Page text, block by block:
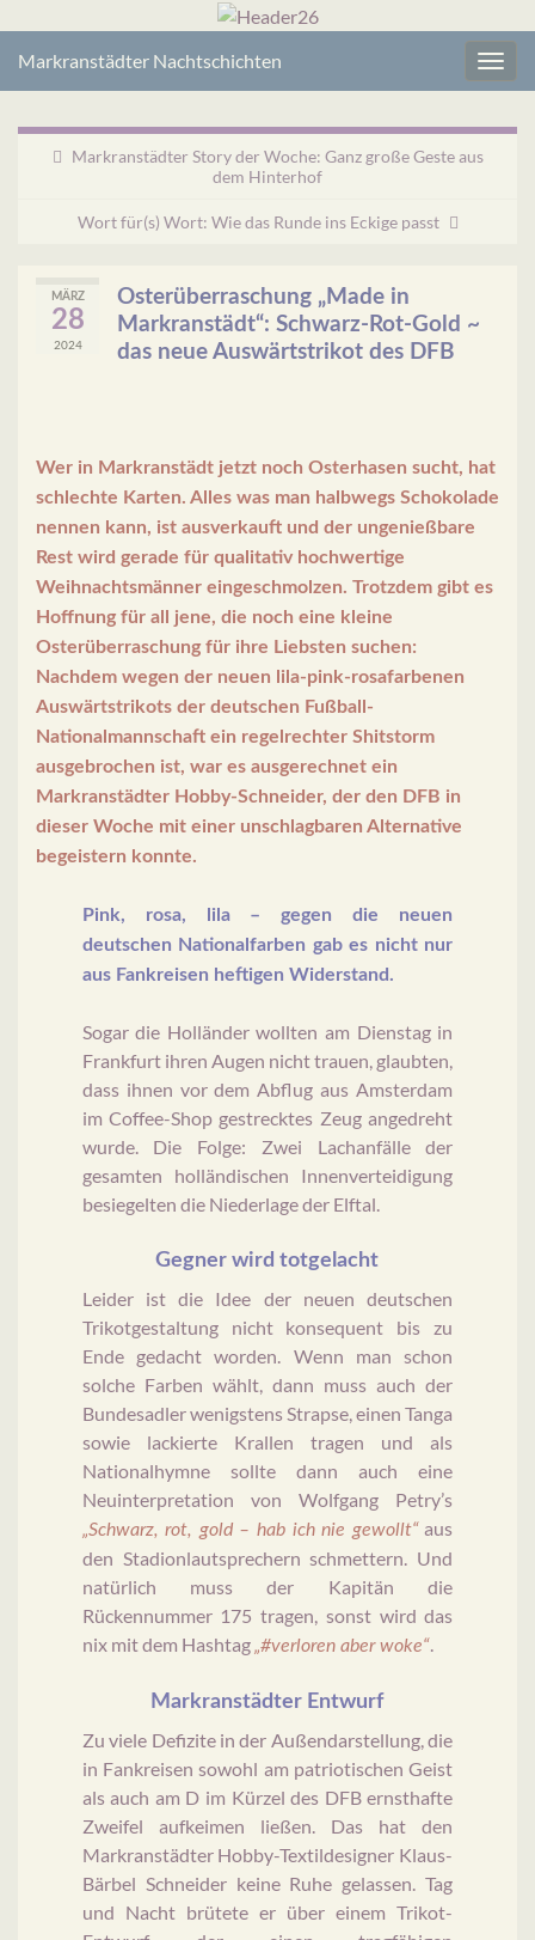
Markranstädter Nachtschichten
Markranstädter Story der Woche: Ganz große Geste aus
dem Hinterhof
Wort für(s) Wort: Wie das Runde ins Eckige passt
MÄRZ
28
2024
Osterüberraschung „Made in
Markranstädt“: Schwarz-Rot-Gold ~
das neue Auswärtstrikot des DFB
Wer in Markranstädt jetzt noch Osterhasen sucht, hat
schlechte Karten. Alles was man halbwegs Schokolade
nennen kann, ist ausverkauft und der ungenießbare
Rest wird gerade für qualitativ hochwertige
Weihnachtsmänner eingeschmolzen. Trotzdem gibt es
Hoffnung für all jene, die noch eine kleine
Osterüberraschung für ihre Liebsten suchen:
Nachdem wegen der neuen lila-pink-rosafarbenen
Auswärtstrikots der deutschen Fußball-
Nationalmannschaft ein regelrechter Shitstorm
ausgebrochen ist, war es ausgerechnet ein
Markranstädter Hobby-Schneider, der den DFB in
dieser Woche mit einer unschlagbaren Alternative
begeistern konnte.
Pink, rosa, lila – gegen die neuen
deutschen Nationalfarben gab es nicht nur
aus Fankreisen heftigen Widerstand.
Sogar die Holländer wollten am Dienstag in
Frankfurt ihren Augen nicht trauen, glaubten,
dass ihnen vor dem Abflug aus Amsterdam
im Coffee-Shop gestrecktes Zeug angedreht
wurde. Die Folge: Zwei Lachanfälle der
gesamten holländischen Innenverteidigung
besiegelten die Niederlage der Elftal.
Gegner wird totgelacht
Leider ist die Idee der neuen deutschen
Trikotgestaltung nicht konsequent bis zu
Ende gedacht worden. Wenn man schon
solche Farben wählt, dann muss auch der
Bundesadler wenigstens Strapse, einen Tanga
sowie lackierte Krallen tragen und als
Nationalhymne sollte dann auch eine
Neuinterpretation von Wolfgang Petry’s
„Schwarz, rot, gold – hab ich nie gewollt“aus
den Stadionlautsprechern schmettern. Und
natürlich muss der Kapitän die
Rückennummer 175 tragen, sonst wird das
nix mit dem Hashtag„#verloren aber woke“.
Markranstädter Entwurf
Zu viele Defizite in der Außendarstellung, die
in Fankreisen sowohl am patriotischen Geist
als auch am D im Kürzel des DFB ernsthafte
Zweifel aufkeimen ließen. Das hat den
Markranstädter Hobby-Textildesigner Klaus-
Bärbel Schneider keine Ruhe gelassen. Tag
und Nacht brütete er über einem Trikot-